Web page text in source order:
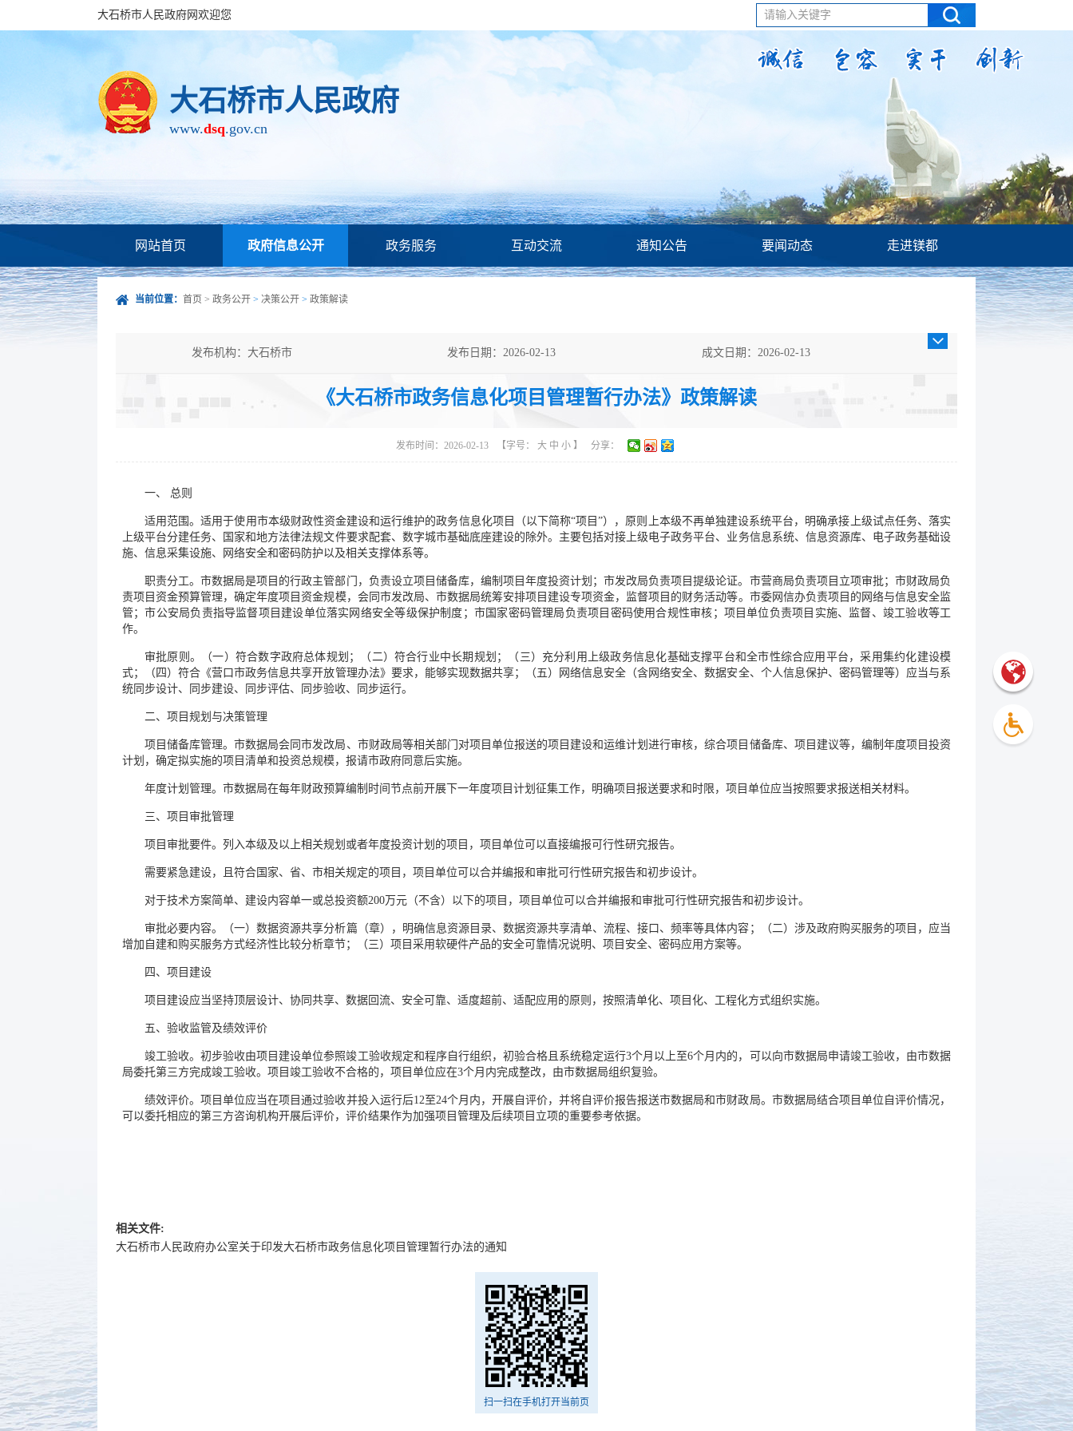
大石桥市人民政府网欢迎您 请输入关键字
大石桥市人民政府
www.dsq.gov.cn
网站首页 政府信息公开 政务服务 互动交流 通知公告 要闻动态 走进镁都
当前位置： 首页 > 政务公开 > 决策公开 > 政策解读
发布机构：大石桥市 发布日期：2026-02-13
成文日期：2026-02-13
《大石桥市政务信息化项目管理暂行办法》政策解读
发布时间：2026-02-13 【字号： 大 中 小】 分享：
一、 总则
适用范围。适用于使用市本级财政性资金建设和运行维护的政务信息化项目（以下简称“项目”），原则上本级不再单独建设系统平台，明确承接上级试点任务、落实
上级平台分建任务、国家和地方法律法规文件要求配套、数字城市基础底座建设的除外。主要包括对接上级电子政务平台、业务信息系统、信息资源库、电子政务基础设
施、信息采集设施、网络安全和密码防护以及相关支撑体系等。
职责分工。市数据局是项目的行政主管部门，负责设立项目储备库，编制项目年度投资计划；市发改局负责项目提级论证。市营商局负责项目立项审批；市财政局负
责项目资金预算管理，确定年度项目资金规模，会同市发改局、市数据局统筹安排项目建设专项资金，监督项目的财务活动等。市委网信办负责项目的网络与信息安全监
管；市公安局负责指导监督项目建设单位落实网络安全等级保护制度；市国家密码管理局负责项目密码使用合规性审核；项目单位负责项目实施、监督、竣工验收等工
作。
审批原则。（一）符合数字政府总体规划；（二）符合行业中长期规划；（三）充分利用上级政务信息化基础支撑平台和全市性综合应用平台，采用集约化建设模
式；（四）符合《营口市政务信息共享开放管理办法》要求，能够实现数据共享；（五）网络信息安全（含网络安全、数据安全、个人信息保护、密码管理等）应当与系
统同步设计、同步建设、同步评估、同步验收、同步运行。
二、项目规划与决策管理
项目储备库管理。市数据局会同市发改局、市财政局等相关部门对项目单位报送的项目建设和运维计划进行审核，综合项目储备库、项目建议等，编制年度项目投资
计划，确定拟实施的项目清单和投资总规模，报请市政府同意后实施。
年度计划管理。市数据局在每年财政预算编制时间节点前开展下一年度项目计划征集工作，明确项目报送要求和时限，项目单位应当按照要求报送相关材料。
三、项目审批管理
项目审批要件。列入本级及以上相关规划或者年度投资计划的项目，项目单位可以直接编报可行性研究报告。
需要紧急建设，且符合国家、省、市相关规定的项目，项目单位可以合并编报和审批可行性研究报告和初步设计。
对于技术方案简单、建设内容单一或总投资额200万元（不含）以下的项目，项目单位可以合并编报和审批可行性研究报告和初步设计。
审批必要内容。（一）数据资源共享分析篇（章），明确信息资源目录、数据资源共享清单、流程、接口、频率等具体内容；（二）涉及政府购买服务的项目，应当
增加自建和购买服务方式经济性比较分析章节；（三）项目采用软硬件产品的安全可靠情况说明、项目安全、密码应用方案等。
四、项目建设
项目建设应当坚持顶层设计、协同共享、数据回流、安全可靠、适度超前、适配应用的原则，按照清单化、项目化、工程化方式组织实施。
五、验收监管及绩效评价
竣工验收。初步验收由项目建设单位参照竣工验收规定和程序自行组织，初验合格且系统稳定运行3个月以上至6个月内的，可以向市数据局申请竣工验收，由市数据
局委托第三方完成竣工验收。项目竣工验收不合格的，项目单位应在3个月内完成整改，由市数据局组织复验。
绩效评价。项目单位应当在项目通过验收并投入运行后12至24个月内，开展自评价，并将自评价报告报送市数据局和市财政局。市数据局结合项目单位自评价情况，
可以委托相应的第三方咨询机构开展后评价，评价结果作为加强项目管理及后续项目立项的重要参考依据。
相关文件:
大石桥市人民政府办公室关于印发大石桥市政务信息化项目管理暂行办法的通知
扫一扫在手机打开当前页